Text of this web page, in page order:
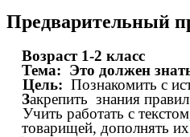
Предварительный
Возраст 1-2 класс
Тема: Это должен
Цель: Познакомить с
Закрепить знания
Учить работать с
товарищей, дополнять